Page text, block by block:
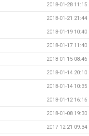
2018-01-28 11:15
2018-01-21 21:44
2018-01-19 10:40
2018-01-17 11:40
2018-01-15 08:46
2018-01-14 20:10
2018-01-14 10:35
2018-01-12 16:16
2018-01-08 19:30
2017-12-21 09:34